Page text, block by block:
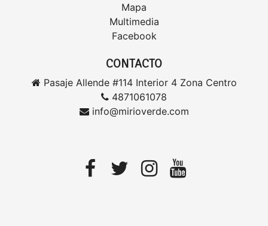
Mapa
Multimedia
Facebook
CONTACTO
Pasaje Allende #114 Interior 4 Zona Centro
4871061078
info@mirioverde.com